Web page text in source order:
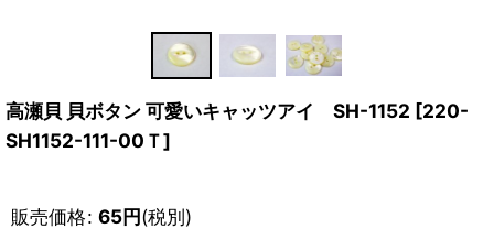
高瀬貝 貝ボタン 可愛いキャッツアイ SH-1152 [220-
SH1152-111-00Ｔ]
販売価格: 65円(税別)